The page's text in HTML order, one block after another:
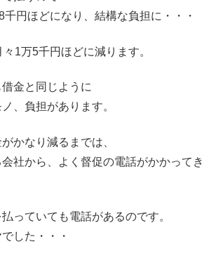
千円ほどになり、結構な負担に・・・
1万5千円ほどに減ります。
金と同じように
、負担があります。
かなり減るまでは、
社から、よく督促の電話がかかってき
っていても電話があるのです。
した・・・